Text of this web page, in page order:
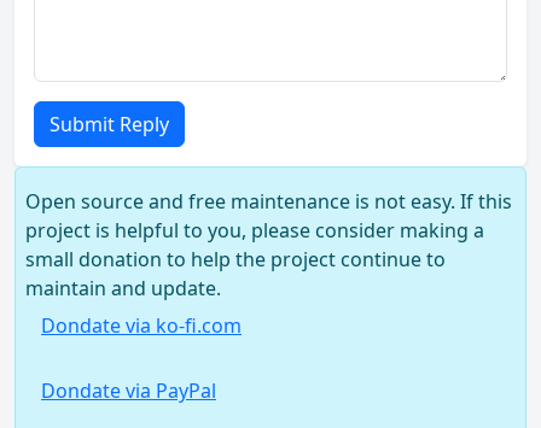
Submit Reply
Open source and free maintenance is not easy. If this
project is helpful to you, please consider making a
small donation to help the project continue to
maintain and update.
Dondate via ko-fi.com
Dondate via PayPal